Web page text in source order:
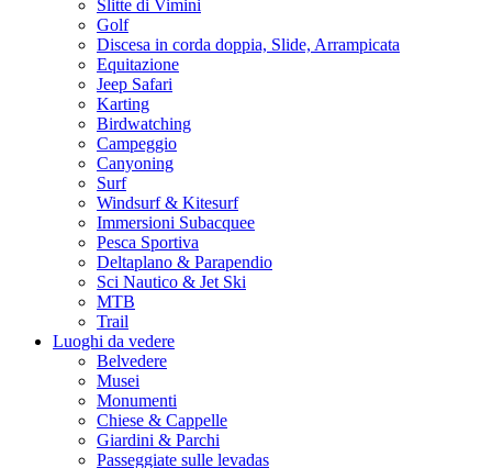
Slitte di Vimini
Golf
Discesa in corda doppia, Slide, Arrampicata
Equitazione
Jeep Safari
Karting
Birdwatching
Campeggio
Canyoning
Surf
Windsurf & Kitesurf
Immersioni Subacquee
Pesca Sportiva
Deltaplano & Parapendio
Sci Nautico & Jet Ski
MTB
Trail
Luoghi da vedere
Belvedere
Musei
Monumenti
Chiese & Cappelle
Giardini & Parchi
Passeggiate sulle levadas